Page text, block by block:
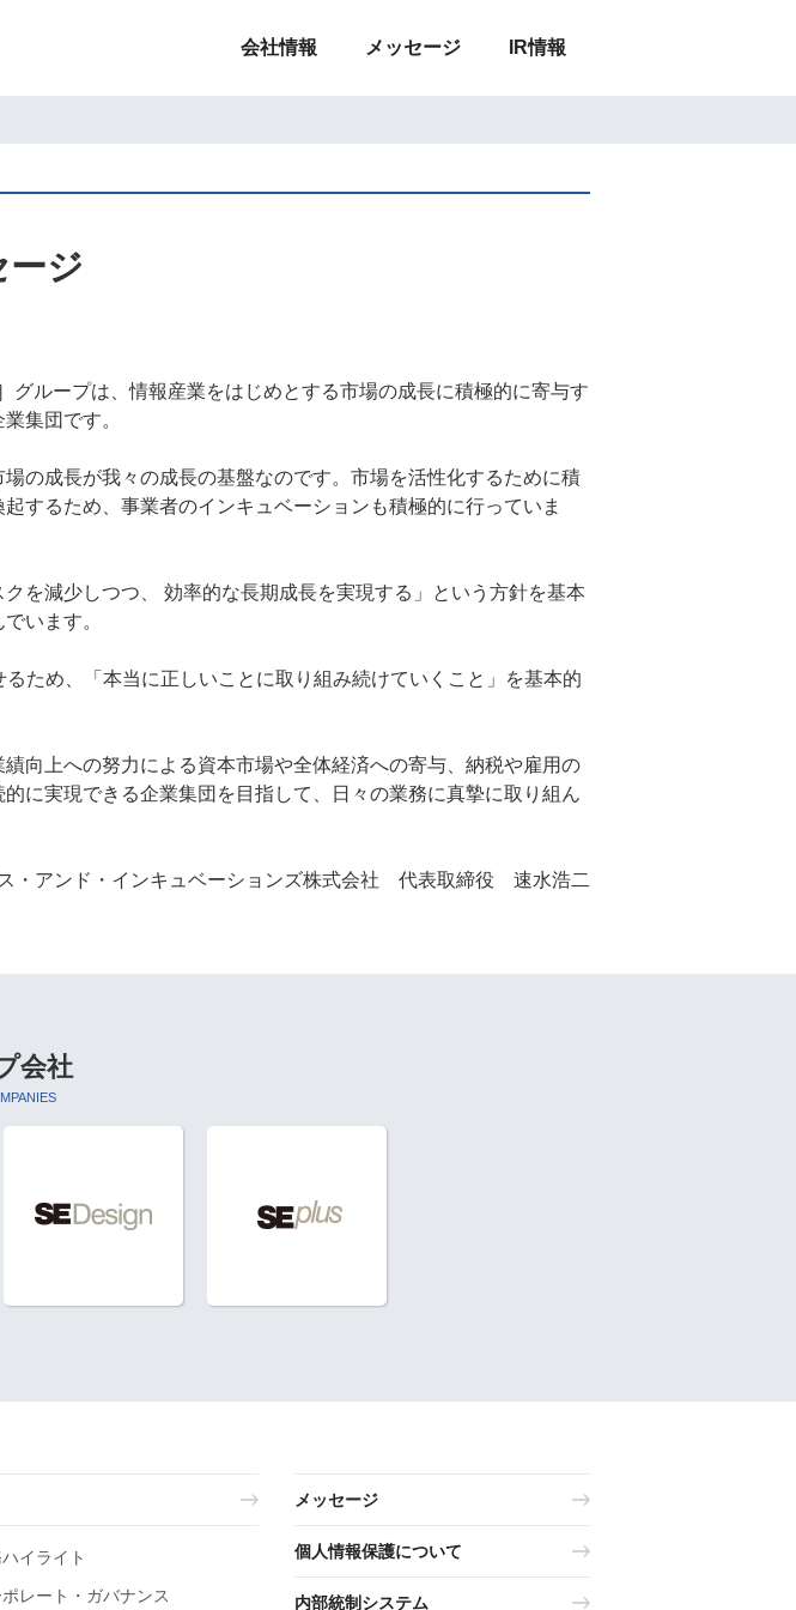
会社情報 メッセージ IR情報
GROUP
ージ
ループは、情報産業をはじめとする市場の成長に積極的に寄与す
集団です。
の成長が我々の成長の基盤なのです。市場を活性化するために積
するため、事業者のインキュベーションも積極的に行っていま
を減少しつつ、 効率的な長期成長を実現する」という方針を基本
います。
ため、「本当に正しいことに取り組み続けていくこと」を基本的
向上への努力による資本市場や全体経済への寄与、納税や雇用の
に実現できる企業集団を目指して、日々の業務に真摯に取り組ん
・アンド・インキュベーションズ株式会社 代表取締役 速水浩二
会社
イライト
ポレート・ガバナンス
メッセージ
個人情報保護について
内部統制システム